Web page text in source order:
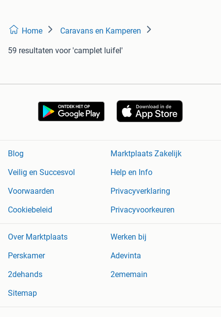
Home Caravans en Kamperen
59 resultaten voor 'camplet luifel'
Blog
Marktplaats Zakelijk
Veilig en Succesvol
Help en Info
Voorwaarden
Privacyverklaring
Cookiebeleid
Privacyvoorkeuren
Over Marktplaats
Werken bij
Perskamer
Adevinta
2dehands
2ememain
Sitemap